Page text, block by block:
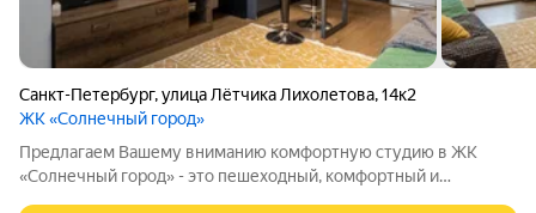
Санкт-Петербург,улица Лётчика Лихолетова,14к2
ЖК «Солнечный город»
Предлагаем Вашему вниманию комфортную студию в ЖК
«Солнечный город» - это пешеходный, комфортный и